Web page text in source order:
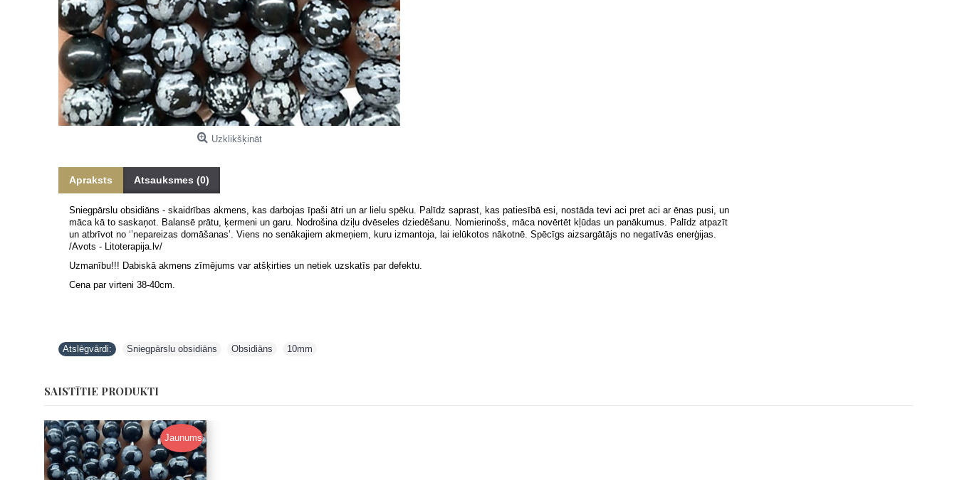
Uzklikšķināt
Apraksts Atsauksmes (0)
Sniegpārslu obsidiāns - skaidrības akmens, kas darbojas īpaši ātri un ar lielu spēku. Palīdz saprast, kas patiesībā esi, nostāda tevi aci pret aci ar ēnas pusi, un
māca kā to saskaņot. Balansē prātu, ķermeni un garu. Nodrošina dziļu dvēseles dziedēšanu. Nomierinošs, māca novērtēt kļūdas un panākumus. Palīdz atpazīt
un atbrīvot no ‘’nepareizas domāšanas’. Viens no senākajiem akmeņiem, kuru izmantoja, lai ielūkotos nākotnē. Spēcīgs aizsargātājs no negatīvās enerģijas.
/Avots - Litoterapija.lv/
Uzmanību!!! Dabiskā akmens zīmējums var atšķirties un netiek uzskatīs par defektu.
Cena par virteni 38-40cm.
Atslēgvārdi: Sniegpārslu obsidiāns Obsidiāns 10mm
SAISTĪTIE PRODUKTI
Jaunums